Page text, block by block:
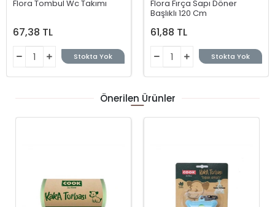
Flora Tombul Wc Takımı
67,38 TL
Stokta Yok
Flora Fırça Sapı Döner
Başlıklı 120 Cm
61,88 TL
Stokta Yok
Önerilen Ürünler